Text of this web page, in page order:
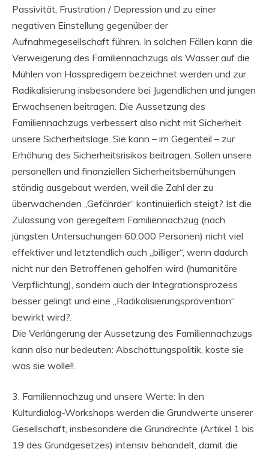
Passivität, Frustration / Depression und zu einer
negativen Einstellung gegenüber der
Aufnahmegesellschaft führen. In solchen Fällen kann die
Verweigerung des Familiennachzugs als Wasser auf die
Mühlen von Hasspredigern bezeichnet werden und zur
Radikalisierung insbesondere bei Jugendlichen und jungen
Erwachsenen beitragen. Die Aussetzung des
Familiennachzugs verbessert also nicht mit Sicherheit
unsere Sicherheitslage. Sie kann – im Gegenteil – zur
Erhöhung des Sicherheitsrisikos beitragen. Sollen unsere
personellen und finanziellen Sicherheitsbemühungen
ständig ausgebaut werden, weil die Zahl der zu
überwachenden „Gefährder“ kontinuierlich steigt? Ist die
Zulassung von geregeltem Familiennachzug (nach
jüngsten Untersuchungen 60.000 Personen) nicht viel
effektiver und letztendlich auch „billiger“, wenn dadurch
nicht nur den Betroffenen geholfen wird (humanitäre
Verpflichtung), sondern auch der Integrationsprozess
besser gelingt und eine „Radikalisierungsprävention“
bewirkt wird?.
Die Verlängerung der Aussetzung des Familiennachzugs
kann also nur bedeuten: Abschottungspolitik, koste sie
was sie wolle!!.
3. Familiennachzug und unsere Werte: In den
Kulturdialog-Workshops werden die Grundwerte unserer
Gesellschaft, insbesondere die Grundrechte (Artikel 1 bis
19 des Grundgesetzes) intensiv behandelt, damit die